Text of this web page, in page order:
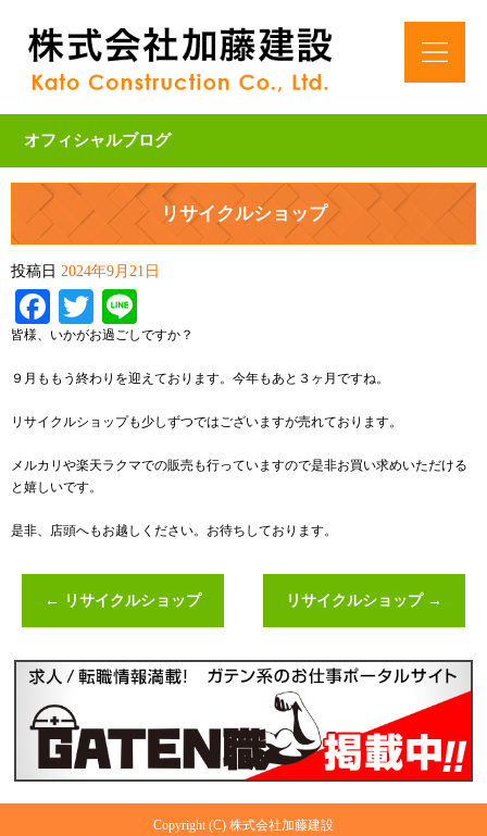
オフィシャルブログ
リサイクルショップ
投稿日 2024年9月21日
Facebook
Twitter
皆様、いかがお過ごしですか？
９月ももう終わりを迎えております。今年もあと３ヶ月ですね。
リサイクルショップも少しずつではございますが売れております。
メルカリや楽天ラクマでの販売も行っていますので是非お買い求めいただける
と嬉しいです。
是非、店頭へもお越しください。お待ちしております。
← リサイクルショップ リサイクルショップ →
Copyright (C) 株式会社加藤建設